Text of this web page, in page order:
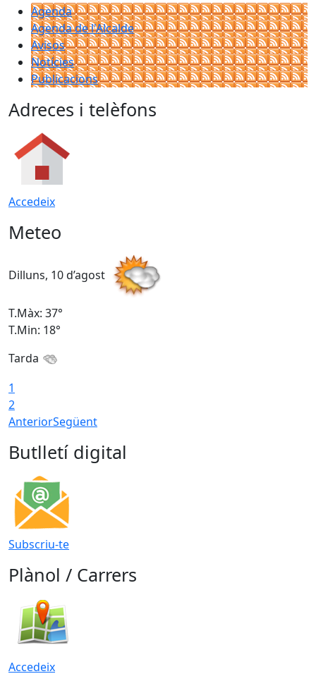
Agenda
Agenda de l'Alcalde
Avisos
Notícies
Publicacions
Adreces i telèfons
Accedeix
Meteo
Dilluns, 10 d’agost
T.Màx: 37°
T.Min: 18°
Tarda
1
2
AnteriorSegüent
Butlletí digital
Subscriu-te
Plànol / Carrers
Accedeix